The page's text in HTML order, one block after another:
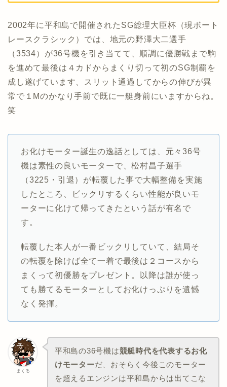
2002年に平和島で開催されたSG総理大臣杯（現ボート
レースクラシック）では、地元の野澤大二選手
（3534）が36号機を引き当てて、順調に優勝戦まで駒
を進めて最後は４カドからまくり切って初のSG制覇を
成し遂げています、スリット通過してからの伸びが異
常で１Mのかなり手前で既に一艇身前にいますからね。
笑
お化けモーター誕生の逸話としては、元々36号
機は素性の良いモーターで、松村昌子選手
（3225・引退）が転覆した事で大幅整備を実施
したところ、ビックリするくらい性能が良いモ
ーターに化けて帰ってきたという話が有名で
す。
転覆した本人が一番ビックリしていて、結局そ
の転覆を除けば全て一着で最後は２コースから
まくって初優勝をプレゼント。以降は誰が使っ
ても勝てるモーターとしてお化けっぷりを遺憾
なく発揮。
まくる
平和島の36号機は競艇時代を代表するお化
けモーターだ、おそらく今後このモーター
を超えるエンジンは平和島からは出てこな